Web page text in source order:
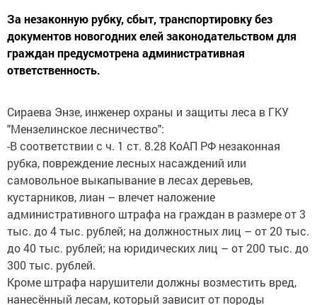
За незаконную рубку, сбыт, транспортировку без
документов новогодних елей законодательством для
граждан предусмотрена административная
ответственность.
Сираева Энзе, инженер охраны и защиты леса в ГКУ
"Мензелинское лесничество":
-В соответствии с ч. 1 ст. 8.28 КоАП РФ незаконная
рубка, повреждение лесных насаждений или
самовольное выкапывание в лесах деревьев,
кустарников, лиан – влечет наложение
административного штрафа на граждан в размере от 3
тыс. до 4 тыс. рублей; на должностных лиц – от 20 тыс.
до 40 тыс. рублей; на юридических лиц – от 200 тыс. до
300 тыс. рублей.
Кроме штрафа нарушители должны возместить вред,
нанесённый лесам, который зависит от породы